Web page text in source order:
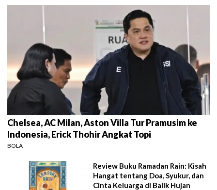
Chelsea, AC Milan, Aston Villa Tur Pramusim ke
Indonesia, Erick Thohir Angkat Topi
BOLA
Review Buku Ramadan Rain: Kisah
Hangat tentang Doa, Syukur, dan
Cinta Keluarga di Balik Hujan